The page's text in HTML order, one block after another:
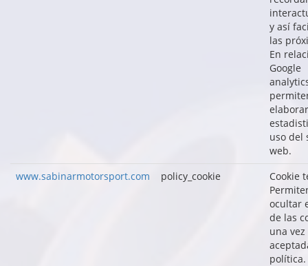
y así
las
En
Google
elaborar
uso del
web.
www.sabinarmotorsport.com
policy_cookie
Cookie
ocultar
de las
una vez
política.